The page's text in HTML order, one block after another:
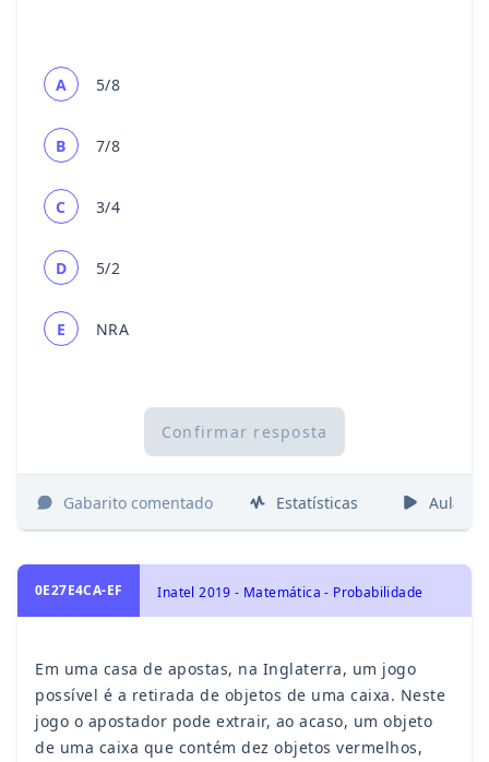
A 5/8
B 7/8
C 3/4
D 5/2
E NRA
Confirmar resposta
Gabarito comentado Estatísticas Aulas
0E27E4CA-EF Inatel 2019 - Matemática - Probabilidade
Em uma casa de apostas, na Inglaterra, um jogo
possível é a retirada de objetos de uma caixa. Neste
jogo o apostador pode extrair, ao acaso, um objeto
de uma caixa que contém dez objetos vermelhos,